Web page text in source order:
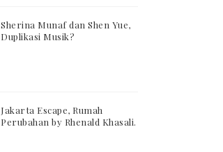
Sherina Munaf dan Shen Yue,
Duplikasi Musik?
Jakarta Escape, Rumah
Perubahan by Rhenald Khasali.